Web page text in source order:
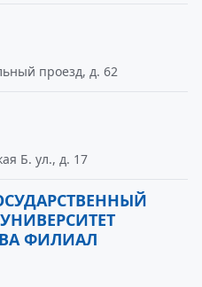
проезд, д. 62
Б. ул., д. 17
ФИЛИАЛ